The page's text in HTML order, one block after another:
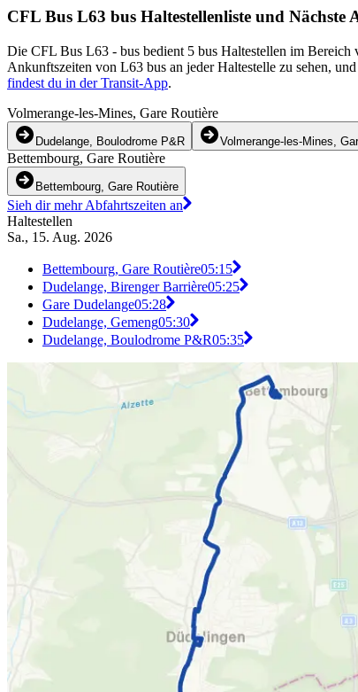
CFL Bus L63 bus Haltestellenliste und Nächste
Die CFL Bus L63 - bus bedient 5 bus Haltestellen im
Ankunftszeiten von L63 bus an jeder Haltestelle zu sehen,
findest du in der Transit-App.
Volmerange-les-Mines, Gare Routière
Dudelange, Boulodrome P&R Volmerange-les-Mines,
Bettembourg, Gare Routière
Bettembourg, Gare Routière
Sieh dir mehr Abfahrtszeiten an
Haltestellen
Sa., 15. Aug. 2026
Bettembourg, Gare Routière05:15
Dudelange, Birenger Barrière05:25
Gare Dudelange05:28
Dudelange, Gemeng05:30
Dudelange, Boulodrome P&R05:35